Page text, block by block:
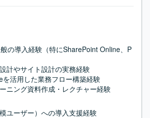
の導入経験（特にSharePoint Online、P
計やサイト設計の実務経験
を活用した業務フロー構築経験
ニング資料作成・レクチャー経験
ユーザー）への導入支援経験